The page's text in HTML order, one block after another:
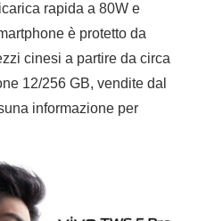
rapida a 80W e
è protetto da
cinesi a partire da circa
12/256 GB, vendite dal
informazione per